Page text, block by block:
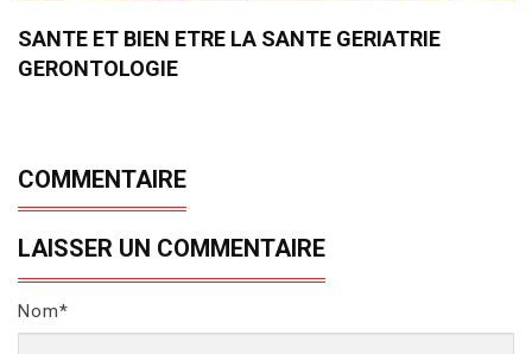
SANTE ET BIEN ETRE LA SANTE GERIATRIE
GERONTOLOGIE
COMMENTAIRE
LAISSER UN COMMENTAIRE
Nom*